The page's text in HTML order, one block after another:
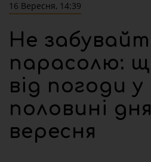
16 Вересня, 14:39
Не
парасолю:
від погоди у
половині
вересня